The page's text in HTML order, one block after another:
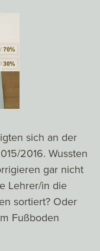
sich an der
2016. Wussten
gar nicht
Lehrer/in die
sortiert? Oder
Fußboden